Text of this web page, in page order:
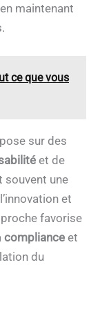
maintenant
ce que vous
sur des
et de
souvent une
et
favorise
compliance et
du